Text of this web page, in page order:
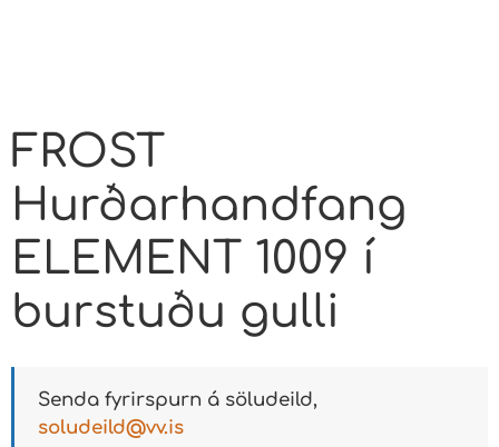
FROST
Hurðarhandfang
ELEMENT 1009 í
burstuðu gulli
Senda fyrirspurn á söludeild,
soludeild@vv.is